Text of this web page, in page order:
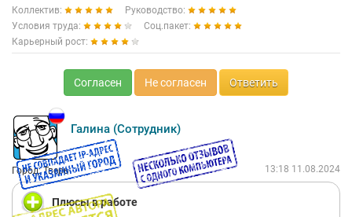
Коллектив:
Руководство:
Условия труда:
Соц.пакет:
Карьерный рост:
Согласен Не согласен Ответить
Галина (Сотрудник)
Город: Тверь 13:18 11.08.2024
Плюсы в работе